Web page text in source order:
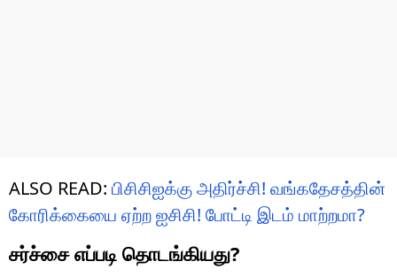
ALSO READ: பிசிசிஐக்கு அதிர்ச்சி! வங்கதேசத்தின்
கோரிக்கையை ஏற்ற ஐசிசி! போட்டி இடம் மாற்றமா?
சர்ச்சை எப்படி தொடங்கியது?